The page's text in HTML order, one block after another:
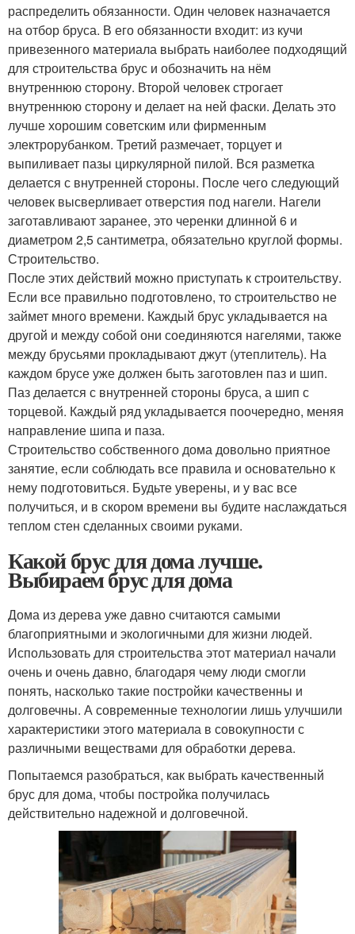
распределить обязанности. Один человек назначается
на отбор бруса. В его обязанности входит: из кучи
привезенного материала выбрать наиболее подходящий
для строительства брус и обозначить на нём
внутреннюю сторону. Второй человек строгает
внутреннюю сторону и делает на ней фаски. Делать это
лучше хорошим советским или фирменным
электрорубанком. Третий размечает, торцует и
выпиливает пазы циркулярной пилой. Вся разметка
делается с внутренней стороны. После чего следующий
человек высверливает отверстия под нагели. Нагели
заготавливают заранее, это черенки длинной 6 и
диаметром 2,5 сантиметра, обязательно круглой формы.
Строительство.
После этих действий можно приступать к строительству.
Если все правильно подготовлено, то строительство не
займет много времени. Каждый брус укладывается на
другой и между собой они соединяются нагелями, также
между брусьями прокладывают джут (утеплитель). На
каждом брусе уже должен быть заготовлен паз и шип.
Паз делается с внутренней стороны бруса, а шип с
торцевой. Каждый ряд укладывается поочередно, меняя
направление шипа и паза.
Строительство собственного дома довольно приятное
занятие, если соблюдать все правила и основательно к
нему подготовиться. Будьте уверены, и у вас все
получиться, и в скором времени вы будите наслаждаться
теплом стен сделанных своими руками.
Какой брус для дома лучше.
Выбираем брус для дома
Дома из дерева уже давно считаются самыми
благоприятными и экологичными для жизни людей.
Использовать для строительства этот материал начали
очень и очень давно, благодаря чему люди смогли
понять, насколько такие постройки качественны и
долговечны. А современные технологии лишь улучшили
характеристики этого материала в совокупности с
различными веществами для обработки дерева.
Попытаемся разобраться, как выбрать качественный
брус для дома, чтобы постройка получилась
действительно надежной и долговечной.